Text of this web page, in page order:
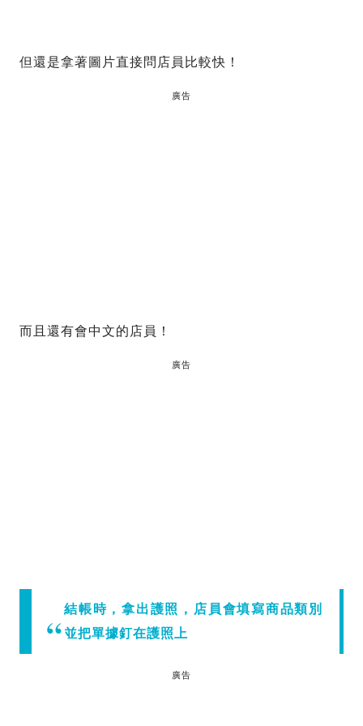
但還是拿著圖片直接問店員比較快！
廣告
而且還有會中文的店員！
廣告
結帳時，拿出護照，店員會填寫商品類別
並把單據釘在護照上
廣告